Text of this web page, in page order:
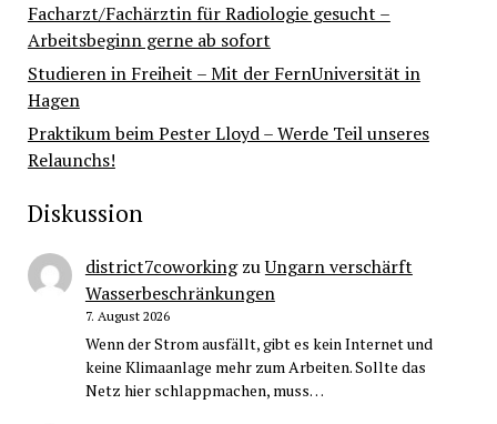
Facharzt/Fachärztin für Radiologie gesucht –
Arbeitsbeginn gerne ab sofort
Studieren in Freiheit – Mit der FernUniversität in
Hagen
Praktikum beim Pester Lloyd – Werde Teil unseres
Relaunchs!
Diskussion
district7coworkingzuUngarn verschärft
Wasserbeschränkungen
7. August 2026
Wenn der Strom ausfällt, gibt es kein Internet und
keine Klimaanlage mehr zum Arbeiten. Sollte das
Netz hier schlappmachen, muss…